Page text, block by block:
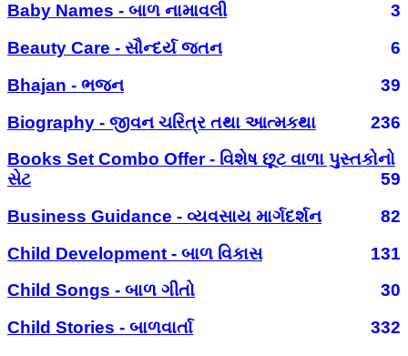
Baby Names - બાળ નામાવલી
3
Beauty Care - સૌન્દર્ય જતન
6
Bhajan - ભજન
39
Biography - જીવન ચરિત્ર તથા આત્મકથા
236
Books Set Combo Offer - વિશેષ છૂટ વાળા પુસ્તકોનો
સેટ
59
Business Guidance - વ્યવસાય માર્ગદર્શન
82
Child Development - બાળ વિકાસ
131
Child Songs - બાળ ગીતો
30
Child Stories - બાળવાર્તા
332